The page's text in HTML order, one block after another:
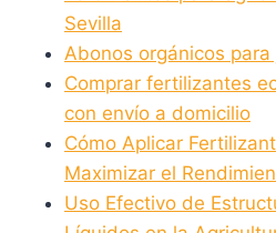
Sevilla
Abonos orgánicos
Comprar fertilizantes
con envío a domicilio
Cómo Aplicar
Maximizar el
Uso Efectivo de